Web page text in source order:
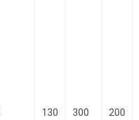
130 300 200